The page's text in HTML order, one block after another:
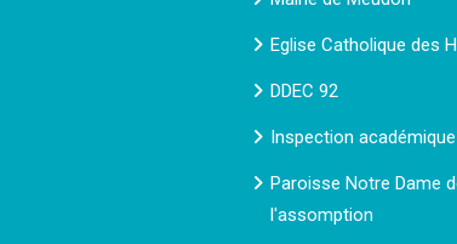
Eglise Catholique des
DDEC 92
Inspection académique
Paroisse Notre Dame
l'assomption